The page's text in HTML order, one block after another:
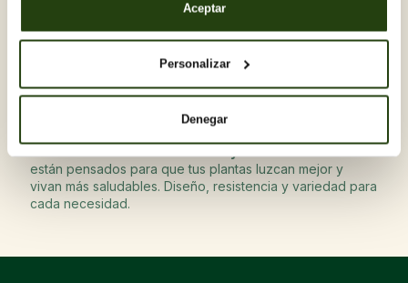
Aceptar
Personalizar
Denegar
medidas
están pensados para que tus plantas luzcan mejor y
vivan más saludables. Diseño, resistencia y variedad para
cada necesidad.